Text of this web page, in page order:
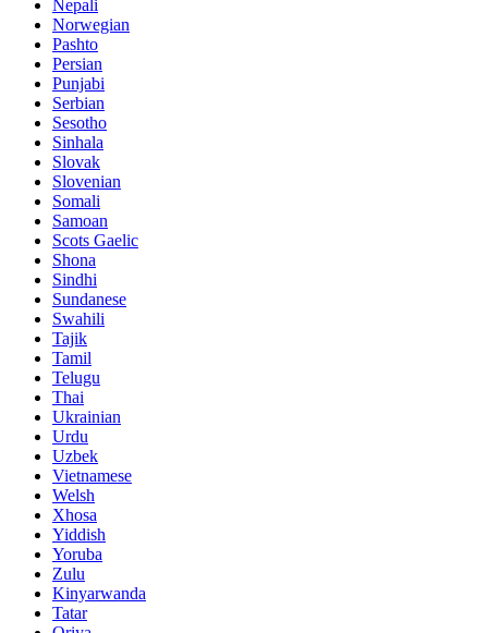
Nepali
Norwegian
Pashto
Persian
Punjabi
Serbian
Sesotho
Sinhala
Slovak
Slovenian
Somali
Samoan
Scots Gaelic
Shona
Sindhi
Sundanese
Swahili
Tajik
Tamil
Telugu
Thai
Ukrainian
Urdu
Uzbek
Vietnamese
Welsh
Xhosa
Yiddish
Yoruba
Zulu
Kinyarwanda
Tatar